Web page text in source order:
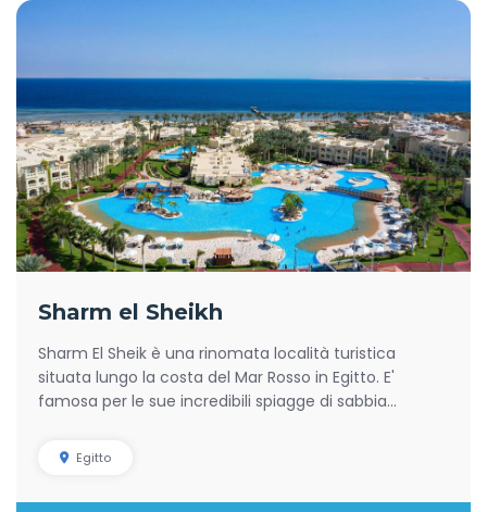
Sharm el Sheikh
Sharm El Sheik è una rinomata località turistica
situata lungo la costa del Mar Rosso in Egitto. E'
famosa per le sue incredibili spiagge di sabbia...
Egitto